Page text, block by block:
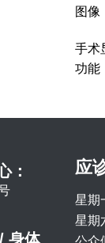
图像
手术
功能
：
身体
应
星期
星期